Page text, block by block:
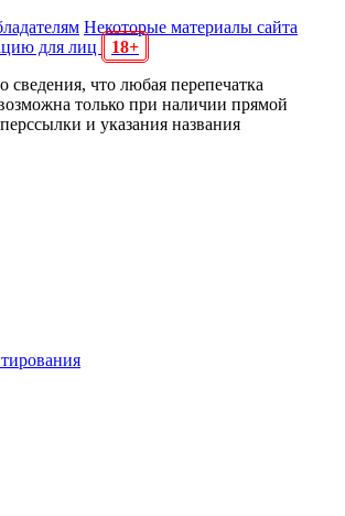
Некоторые материалы сайта
для лиц
18+
сведения, что любая перепечатка
только при наличии прямой
и указания названия